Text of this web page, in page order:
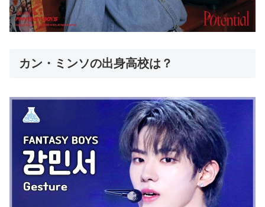
カン・ミンソの出身高校は？